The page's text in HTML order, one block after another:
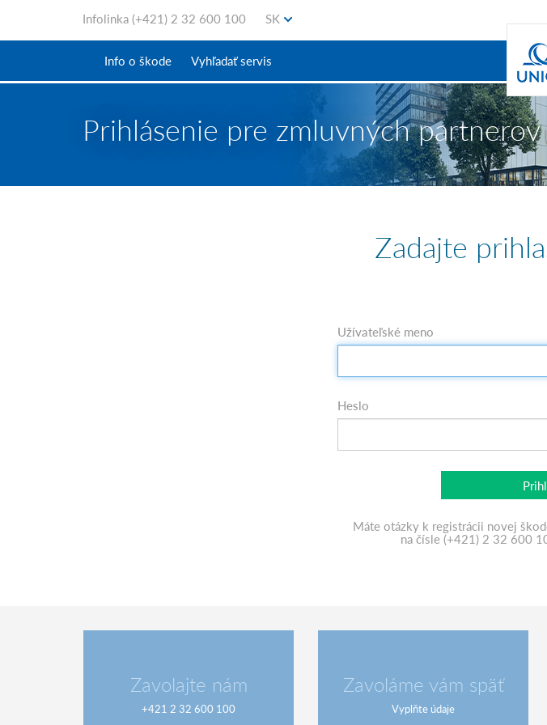
Infolinka (+421) 2 32 600 100 SK
Info o škode Vyhľadať servis
Prihlásenie pre zmluvných partnerov
Zadajte
Užívateľské meno
Heslo
Máte otázky k registrácii novej
na čísle (+421) 2 32 600
Zavolajte nám
+421 2 32 600 100
Zavoláme vám späť
Vyplňte údaje